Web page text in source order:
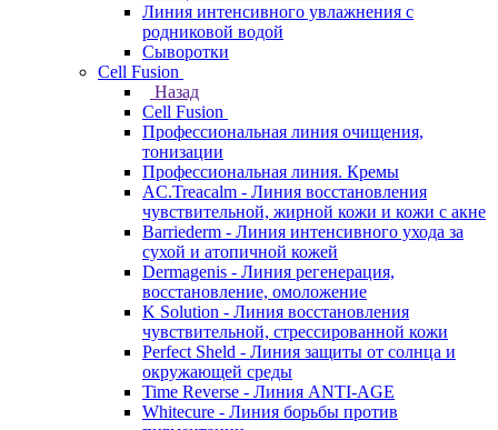
Линия интенсивного увлажнения с
родниковой водой
Сыворотки
Cell Fusion
Назад
Cell Fusion
Профессиональная линия очищения,
тонизации
Профессиональная линия. Кремы
AC.Treacalm - Линия восстановления
чувствительной, жирной кожи и кожи с акне
Barriederm - Линия интенсивного ухода за
сухой и атопичной кожей
Dermagenis - Линия регенерация,
восстановление, омоложение
K Solution - Линия восстановления
чувствительной, стрессированной кожи
Perfect Sheld - Линия защиты от солнца и
окружающей среды
Time Reverse - Линия ANTI-AGE
Whitecure - Линия борьбы против